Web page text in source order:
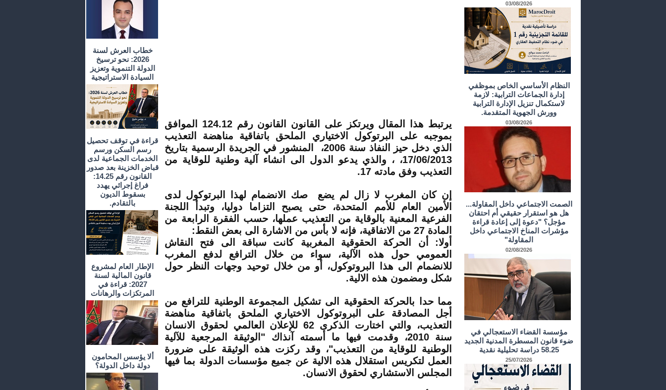
خطاب العرش لسنة
2026: نحو ترسيخ
الدولة التنموية وتعزيز
السيادة الاستراتيجية
قراءة في توقف تحصيل
رسم السكن ورسم
الخدمات الجماعية لدى
قباض الخزينة بعد صدور
القانون رقم 14.25:
فراغ إجرائي يهدد
بسقوط الديون
بالتقادم.
الإطار العام لمشروع
قانون المالية لسنة
2027: قراءة في
المرتكزات والرهانات
ألا يؤسس المحامون
دولة داخل الدولة؟
يرتبط هذا المقال ويرتكز على القانون القانون رقم 124.12 الموافق
بموجبه على البرتوكول الاختياري الملحق باتفاقية مناهضة التعذيب
الذي دخل حيز النفاذ سنة 2006، المنشور في الجريدة الرسمية بتاريخ
17/06/2013، ، والذي يدعو الدول الى انشاء آلية وطنية للوقاية من
التعذيب وفق مادته 17.
إن كان المغرب لا زال لم يضع صك الانضمام لهذا البرتوكول لدى
الأمين العام للأمم المتحدة، حتى يصبح التزاما دوليا، وتبدأ اللجنة
الفرعية المعنية بالوقاية من التعذيب عملها، حسب الفقرة الرابعة من
المادة 27 من الاتفاقية، فإنه لا بأس من الاشارة الى بعض النقط:
أولا: أن الحركة الحقوقية المغربية كانت سباقة الى فتح النقاش
العمومي حول هذه الآلية، سواء من خلال الترافع لدفع المغرب
للانضمام الى هذا البروتوكول، أو من خلال توحيد وجهات النظر حول
شكل ومضمون هذه الالية.
مما حدا بالحركة الحقوقية الى تشكيل المجموعة الوطنية للترافع من
أجل المصادقة على البروتوكول الاختياري الملحق باتفاقية مناهضة
التعذيب، والتي اختارت الذكرى 62 للإعلان العالمي لحقوق الانسان
سنة 2010، وقدمت فيها ما أسمته آنذاك "الوثيقة المرجعية للآلية
الوطنية للوقاية من التعذيب"، وقد ركزت هذه الوثيقة على ضرورة
العمل لتكريس استقلال هذه الالية عن جميع مؤسسات الدولة بما فيها
المجلس الاستشاري لحقوق الانسان.
03/08/2026
النظام الأساسي الخاص بموظفي
إدارة الجماعات الترابية: لازمة
لاستكمال تنزيل الإدارة الترابية
وورش الجهوية المتقدمة.
03/08/2026
الصمت الاجتماعي داخل المقاولة...
هل هو استقرار حقيقي أم احتقان
مؤجل؟ "دعوة إلى إعادة قراءة
مؤشرات المناخ الاجتماعي داخل
المقاولة"
02/08/2026
مؤسسة القضاء الاستعجالي في
ضوء قانون المسطرة المدنية الجديد
58.25 دراسة تحليلية نقدية
25/07/2026